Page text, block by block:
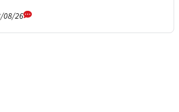
08/26